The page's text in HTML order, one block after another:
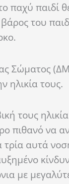
παιδί
βάρος του
Σώματος
ηλικία τους.
τους
πιθανό να
τρία αυτά
με